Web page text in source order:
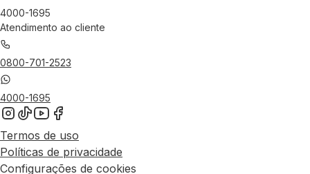
4000-1695
Atendimento ao cliente
0800-701-2523
4000-1695
Termos de uso
Políticas de privacidade
Configurações de cookies